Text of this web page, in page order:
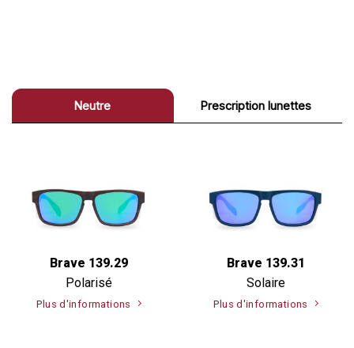
Neutre Prescription lunettes
Brave 139.29
Polarisé
Plus d'informations
Brave 139.31
Solaire
Plus d'informations